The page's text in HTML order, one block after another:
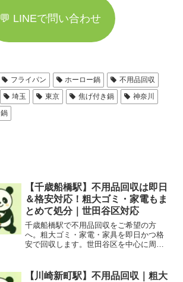
💬 LINEで問い合わせ
フライパン ホーロー鍋
不用品回収
埼玉 東京 焦げ付き鍋
神奈川
鍋
【千歳船橋駅】不用品回収は即日
＆格安対応！粗大ゴミ・家電もま
とめて処分｜世田谷区対応
千歳船橋駅で不用品回収をご希望の方
へ。粗大ゴミ・家電・家具を即日かつ格
安で回収します。世田谷区を中心に周辺
【川崎新町駅】不用品回収｜粗大